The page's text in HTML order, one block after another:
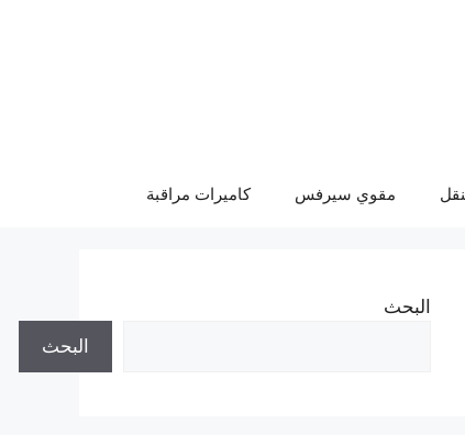
مقوي سيرفس كاميرات مراقبة
البحث
البحث